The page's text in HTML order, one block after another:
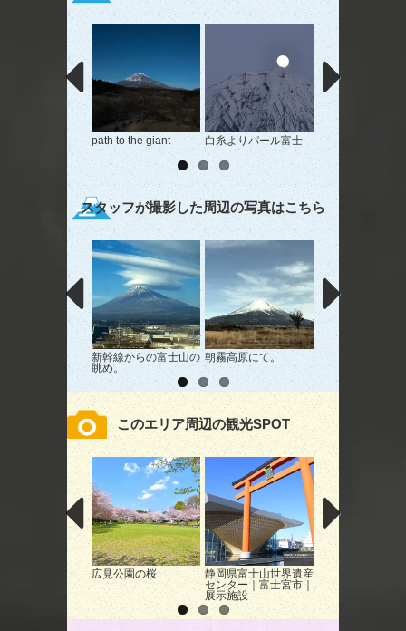
path to the giant 白糸よりパール富士 予感
スタッフが撮影した周辺の写真はこちら
新幹線からの富士山の
眺め。
朝霧高原にて。 岩本山からの富
このエリア周辺の観光SPOT
広見公園の桜
静岡県富士山世界遺産
センター｜富士宮市｜
展示施設
まかいの牧場｜
市｜動物ふれあい